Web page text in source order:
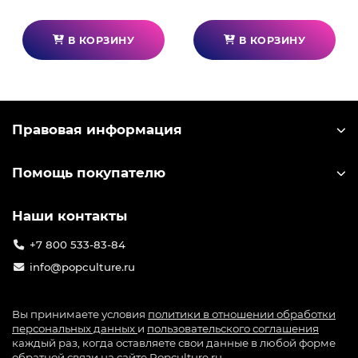
В КОРЗИНУ В КОРЗИНУ
Правовая информация
Помощь покупателю
Наши контакты
+7 800 533-83-84
info@popculture.ru
Вы принимаете условия политики в отношении обработки
персональных данных и пользовательского соглашения
каждый раз, когда оставляете свои данные в любой форме